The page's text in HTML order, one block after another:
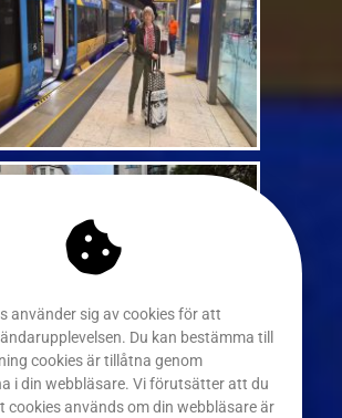
använder sig av cookies för att
Du kan bestämma till
cookies är tillåtna genom
i din webbläsare. Vi förutsätter att du
cookies används om din webbläsare är